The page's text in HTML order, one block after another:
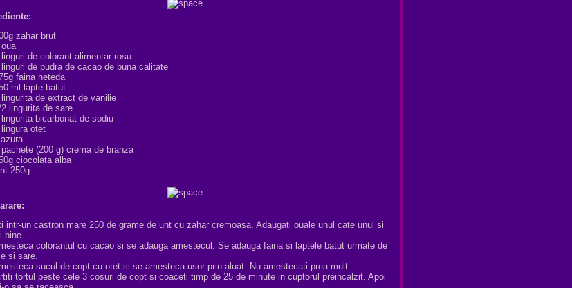
zahar brut
de colorant alimentar rosu
de pudra de cacao de buna calitate
faina neteda
ml
lapte batut
lingurita de extract de vanilie
lingurita de sare
lingurita bicarbonat de sodiu
lingura otet
(200 g) crema de branza
ciocolata alba
250g
intr-un castron mare 250 de grame de unt cu zahar cremoasa. Adaugati ouale unul cate unul si
bine.
colorantul cu cacao si se adauga amestecul. Se adauga faina si laptele batut urmate de
si sare.
sucul de copt cu otet si se amesteca usor prin aluat. Nu amestecati prea mult.
tortul peste cele 3 cosuri de copt si coaceti timp de 25 de minute in cuptorul preincalzit. Apoi